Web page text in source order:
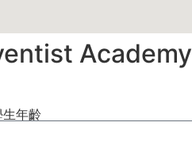
Academy
生年齡